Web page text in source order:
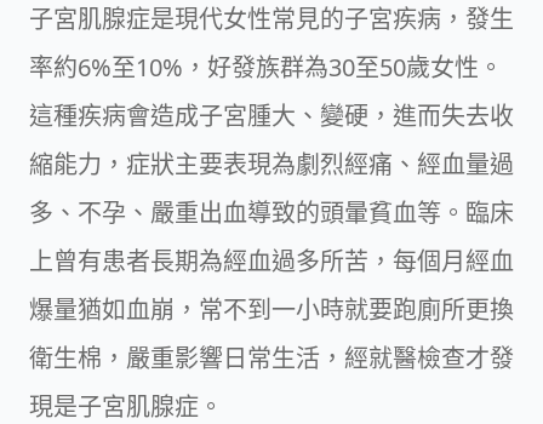
子宮肌腺症是現代女性常見的子宮疾病，發生
率約6%至10%，好發族群為30至50歲女性。
這種疾病會造成子宮腫大、變硬，進而失去收
縮能力，症狀主要表現為劇烈經痛、經血量過
多、不孕、嚴重出血導致的頭暈貧血等。臨床
上曾有患者長期為經血過多所苦，每個月經血
爆量猶如血崩，常不到一小時就要跑廁所更換
衛生棉，嚴重影響日常生活，經就醫檢查才發
現是子宮肌腺症。